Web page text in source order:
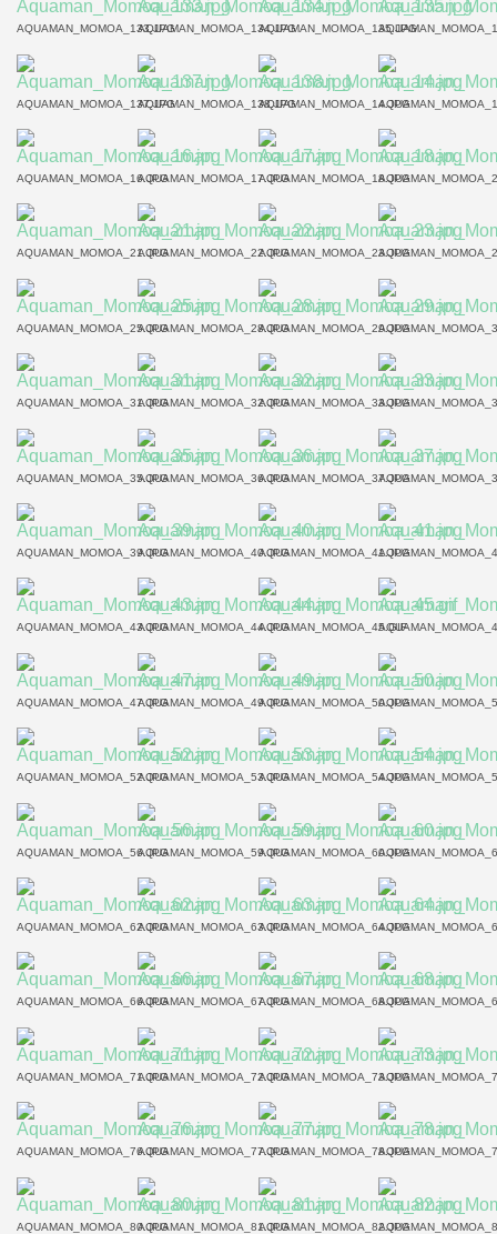
AQUAMAN_MOMOA_133.JPGAQUAMAN_MOMOA_134.JPGAQUAMAN_MOMOA_135.JPG
AQUAMAN_MOMOA_137.JPGAQUAMAN_MOMOA_138.JPGAQUAMAN_MOMOA_14.JPG
AQUAMAN_MOMOA_16.JPGAQUAMAN_MOMOA_17.JPGAQUAMAN_MOMOA_18.JPG
AQUAMAN_MOMOA_21.JPGAQUAMAN_MOMOA_22.JPGAQUAMAN_MOMOA_23.JPG
AQUAMAN_MOMOA_25.JPGAQUAMAN_MOMOA_28.JPGAQUAMAN_MOMOA_29.JPG
AQUAMAN_MOMOA_31.JPGAQUAMAN_MOMOA_32.JPGAQUAMAN_MOMOA_33.JPG
AQUAMAN_MOMOA_35.JPGAQUAMAN_MOMOA_36.JPGAQUAMAN_MOMOA_37.JPG
AQUAMAN_MOMOA_39.JPGAQUAMAN_MOMOA_40.JPGAQUAMAN_MOMOA_41.JPG
AQUAMAN_MOMOA_43.JPGAQUAMAN_MOMOA_44.JPGAQUAMAN_MOMOA_45.GIF
AQUAMAN_MOMOA_47.JPGAQUAMAN_MOMOA_49.JPGAQUAMAN_MOMOA_50.JPG
AQUAMAN_MOMOA_52.JPGAQUAMAN_MOMOA_53.JPGAQUAMAN_MOMOA_54.JPG
AQUAMAN_MOMOA_56.JPGAQUAMAN_MOMOA_59.JPGAQUAMAN_MOMOA_60.JPG
AQUAMAN_MOMOA_62.JPGAQUAMAN_MOMOA_63.JPGAQUAMAN_MOMOA_64.JPG
AQUAMAN_MOMOA_66.JPGAQUAMAN_MOMOA_67.JPGAQUAMAN_MOMOA_68.JPG
AQUAMAN_MOMOA_71.JPGAQUAMAN_MOMOA_72.JPGAQUAMAN_MOMOA_73.JPG
AQUAMAN_MOMOA_76.JPGAQUAMAN_MOMOA_77.JPGAQUAMAN_MOMOA_78.JPG
AQUAMAN_MOMOA_80.JPGAQUAMAN_MOMOA_81.JPGAQUAMAN_MOMOA_82.JPG